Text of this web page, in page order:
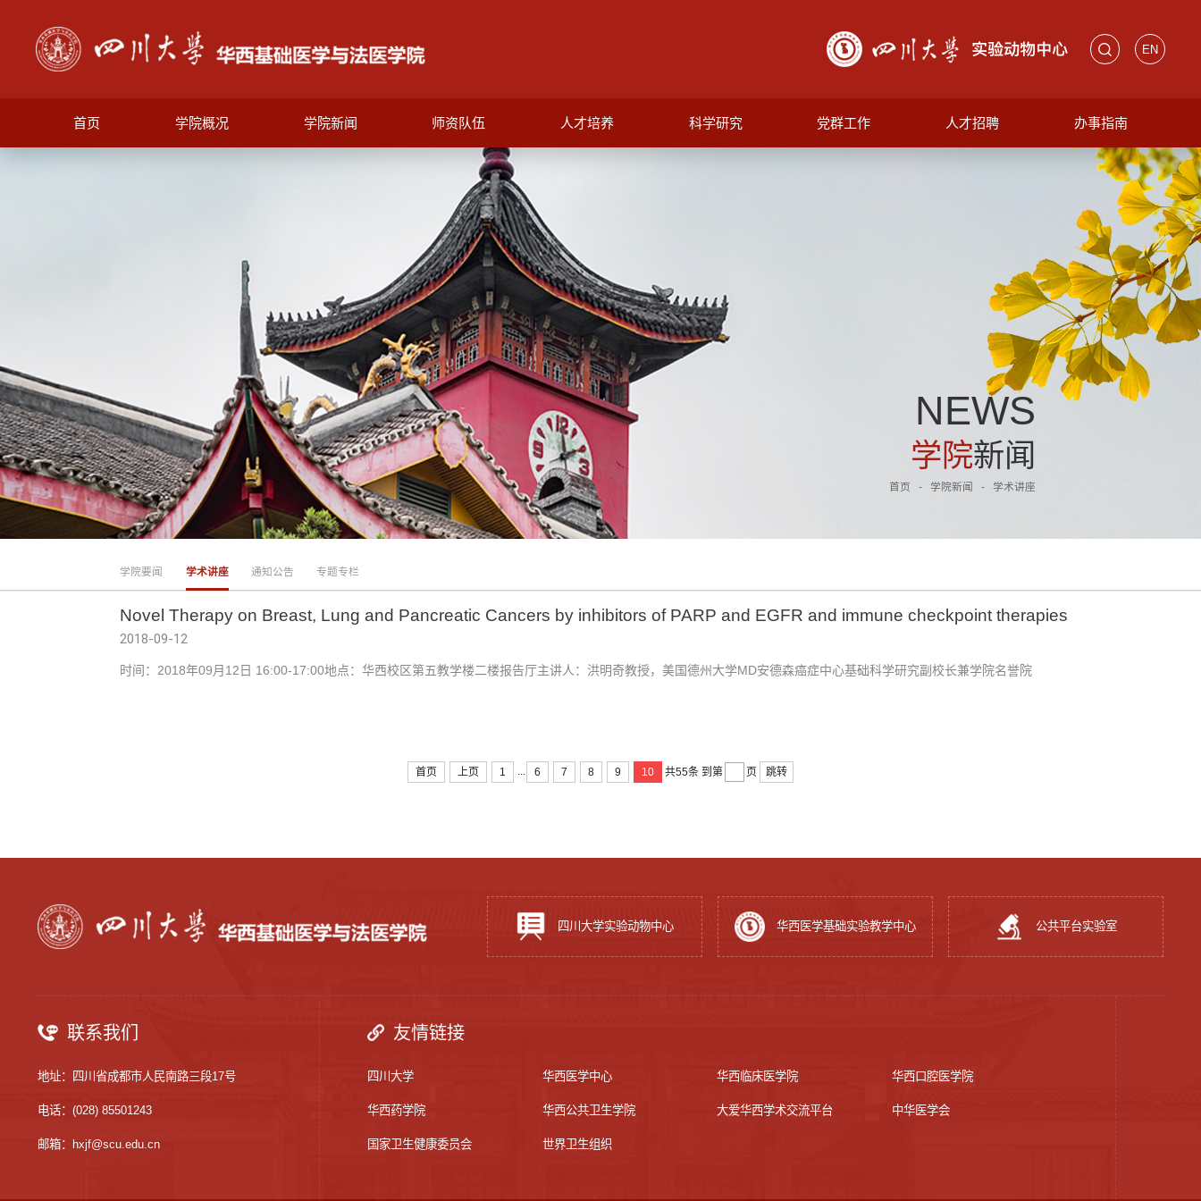
EN
首页 学院概况 学院新闻 师资队伍 人才培养 科学研究 党群工作 人才招聘 办事指南
NEWS
学院新闻
首页 - 学院新闻 - 学术讲座
学院要闻 学术讲座 通知公告 专题专栏
Novel Therapy on Breast, Lung and Pancreatic Cancers by inhibitors of PARP and EGFR and immune checkpoint therapies
2018-09-12
时间：2018年09月12日 16:00-17:00地点：华西校区第五教学楼二楼报告厅主讲人：洪明奇教授，美国德州大学MD安德森癌症中心基础科学研究副校长兼学院名誉院
首页 上页 1 ... 6 7 8 9 10 共55条 到第 页 跳转
四川大学实验动物中心 华西医学基础实验教学中心 公共平台实验室
联系我们
地址：四川省成都市人民南路三段17号
电话：(028) 85501243
邮箱：hxjf@scu.edu.cn
友情链接
四川大学 华西医学中心 华西临床医学院 华西口腔医学院
华西药学院 华西公共卫生学院 大爱华西学术交流平台 中华医学会
国家卫生健康委员会 世界卫生组织